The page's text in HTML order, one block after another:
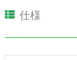
仕様